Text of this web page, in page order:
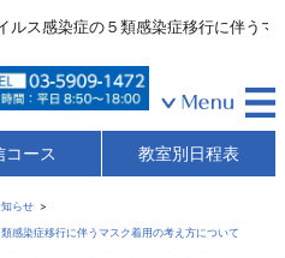
ルス感染症の５類感染症移行に伴う
コース 教室別日程表
知らせ
感染症移行に伴うマスク着用の考え方について